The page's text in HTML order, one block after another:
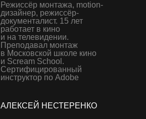
Режиссёр монтажа, motion-
дизайнер, режиссёр-
документалист. 15 лет
работает в кино
и на телевидении.
Преподавал монтаж
в Московской школе кино
и Scream School.
Сертифицированный
инструктор по Adobe
АЛЕКСЕЙ НЕСТЕРЕНКО